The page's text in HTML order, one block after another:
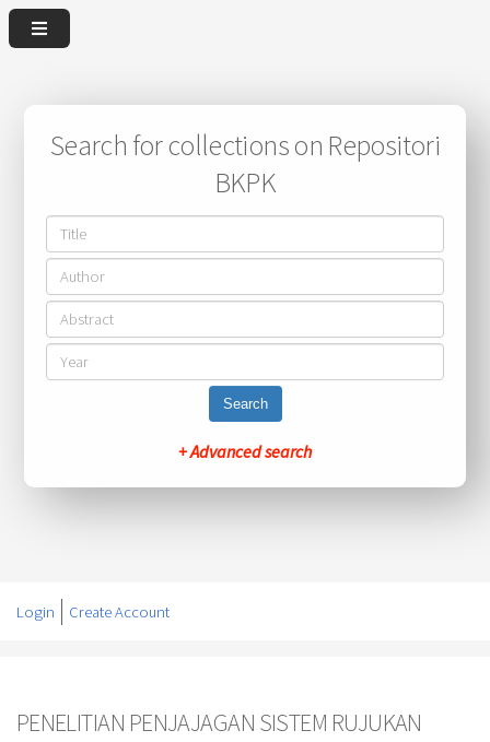
Search for collections on Repositori
BKPK
Search
+ Advanced search
Login Create Account
PENELITIAN PENJAJAGAN SISTEM RUJUKAN